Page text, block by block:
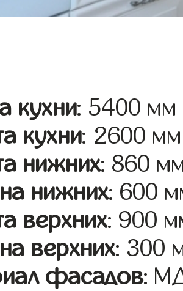
кухни: 5400 мм
кухни: 2600 мм
нижних: 860
нижних: 600
верхних: 900
верхних: 300
фасадов: